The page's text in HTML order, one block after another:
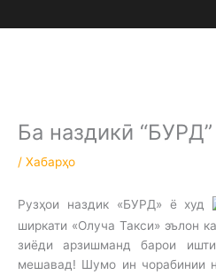
Ба наздикӣ “БУРД”
/ Хабарҳо
Рузҳои наздик «БУРД» ё худ
ширкати «Олуча Такси» эълон
зиёди арзишманд барои
мешавад! Шумо ин чорабинии